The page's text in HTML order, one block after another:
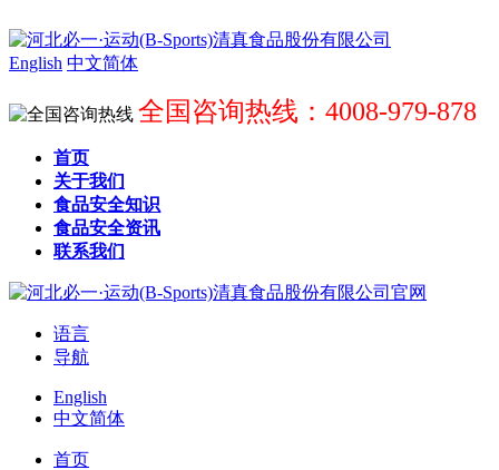
English 中文简体
全国咨询热线：4008-979-878
首页
关于我们
食品安全知识
食品安全资讯
联系我们
语言
导航
English
中文简体
首页